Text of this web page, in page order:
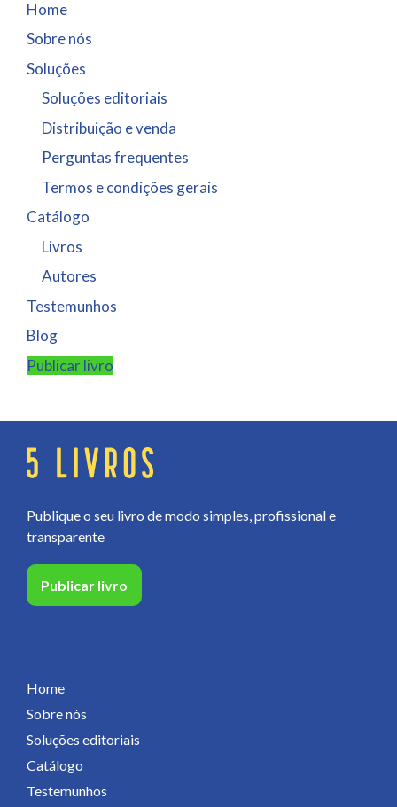
Home
Sobre nós
Soluções
Soluções editoriais
Distribuição e venda
Perguntas frequentes
Termos e condições gerais
Catálogo
Livros
Autores
Testemunhos
Blog
Publicar livro
Publique o seu livro de modo simples, profissional e
transparente
Publicar livro
Home
Sobre nós
Soluções editoriais
Catálogo
Testemunhos